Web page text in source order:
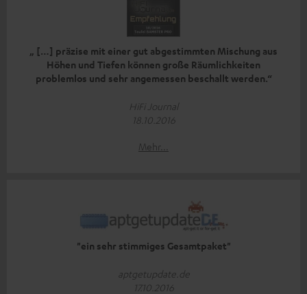
„ […] präzise mit einer gut abgestimmten Mischung aus
Höhen und Tiefen können große Räumlichkeiten
problemlos und sehr angemessen beschallt werden.“
HiFi Journal
18.10.2016
Mehr...
"ein sehr stimmiges Gesamtpaket"
aptgetupdate.de
17.10.2016